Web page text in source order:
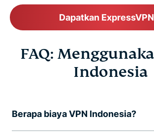
Dapatkan ExpressVPN
FAQ:
Indonesia
Berapa biaya VPN Indonesia?